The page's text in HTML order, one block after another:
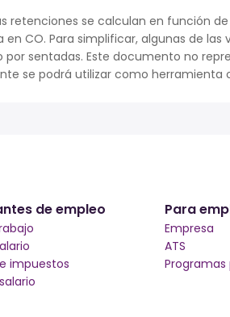
retenciones se calculan en función
en CO. Para simplificar, algunas de
por sentadas. Este documento no
se podrá utilizar como herramienta
de empleo
impuestos
Para
Empresa
ATS
Programas